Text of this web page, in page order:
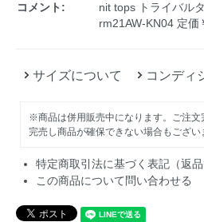
コメント:
nit tops トライバル
rm21AW-KN04 定価
サイズについて コンディ
※商品は併用販売中になります。ご注文
完売し商品が確保できない場合もござい
特定商取引法に基づく表記（返品
この商品について問い合わせる